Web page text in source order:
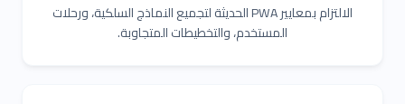
الالتزام بمعايير PWA الحديثة لتجميع النماذج السلكية، ورحلات
المستخدم، والتخطيطات المتجاوبة.